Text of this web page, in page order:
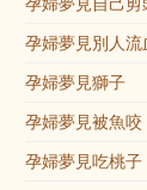
孕婦夢見別人流
孕婦夢見獅子
孕婦夢見被魚咬
孕婦夢見吃桃子